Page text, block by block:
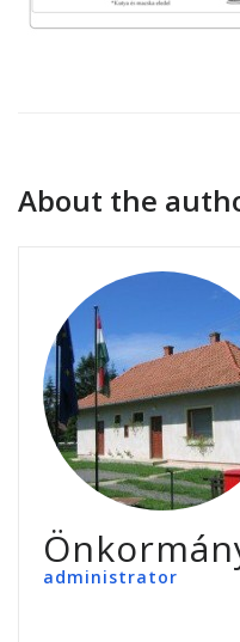
About the
administrator